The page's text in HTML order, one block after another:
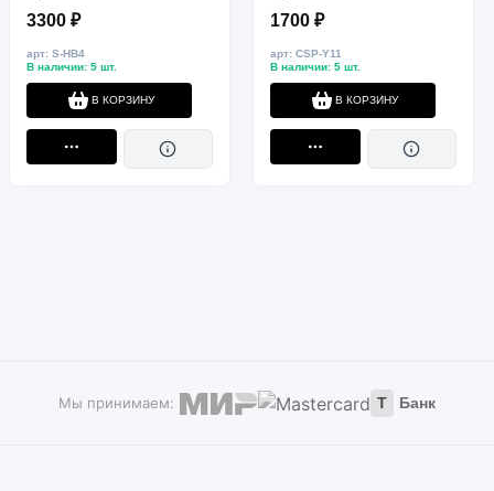
3300 ₽
арт: S-HB4
В наличии: 5 шт.
В КОРЗИНУ
1700 ₽
арт: CSP-Y11
В наличии: 5 шт.
В КОРЗИНУ
Мы принимаем: Т Банк